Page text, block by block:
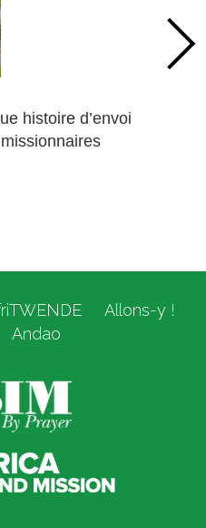
histoire d’envoi
Allons-y !
Andao